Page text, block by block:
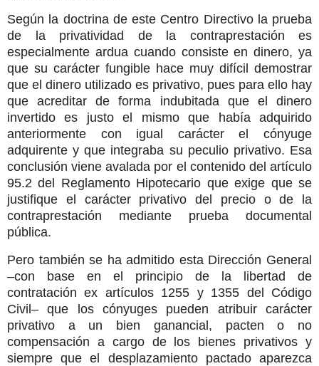
Según la doctrina de este Centro Directivo la prueba
de la privatividad de la contraprestación es
especialmente ardua cuando consiste en dinero, ya
que su carácter fungible hace muy difícil demostrar
que el dinero utilizado es privativo, pues para ello hay
que acreditar de forma indubitada que el dinero
invertido es justo el mismo que había adquirido
anteriormente con igual carácter el cónyuge
adquirente y que integraba su peculio privativo. Esa
conclusión viene avalada por el contenido del artículo
95.2 del Reglamento Hipotecario que exige que se
justifique el carácter privativo del precio o de la
contraprestación mediante prueba documental
pública.
Pero también se ha admitido esta Dirección General
–con base en el principio de la libertad de
contratación ex artículos 1255 y 1355 del Código
Civil– que los cónyuges pueden atribuir carácter
privativo a un bien ganancial, pacten o no
compensación a cargo de los bienes privativos y
siempre que el desplazamiento pactado aparezca